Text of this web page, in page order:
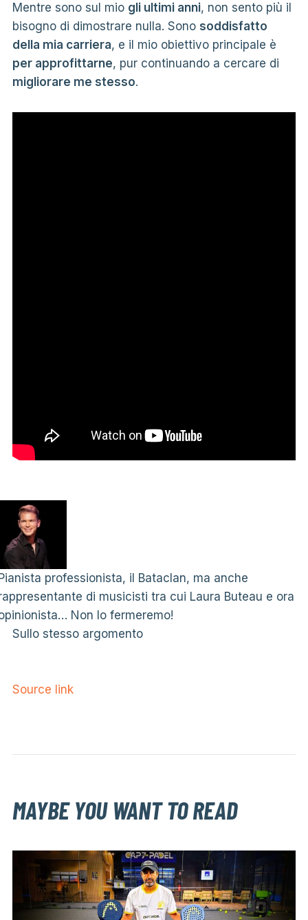
Mentre sono sul mio gli ultimi anni, non sento più il
bisogno di dimostrare nulla. Sono soddisfatto
della mia carriera, e il mio obiettivo principale è
per approfittarne, pur continuando a cercare di
migliorare me stesso.
professionista, il Bataclan, ma anche
di musicisti tra cui Laura Buteau e ora
Non lo fermeremo!
Sullo stesso argomento
Source link
MAYBE YOU WANT TO READ